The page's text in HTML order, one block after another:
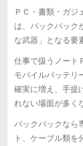
ＰＣ・書類・ガジ
は、バックパック
な武器」となる要
仕事で扱うノート
モバイルバッテリ
確実に増え、手提
れない場面が多く
バックパックなら
ト、ケーブル類